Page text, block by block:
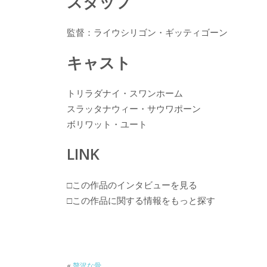
監督：ライウシリゴン・ギッティゴーン
キャスト
トリラダナイ・スワンホーム
スラッタナウィー・サウワポーン
ボリワット・ユート
LINK
□この作品のインタビューを見る
□この作品に関する情報をもっと探す